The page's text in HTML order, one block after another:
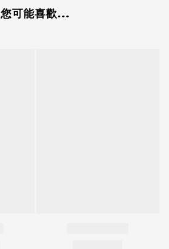
您可能喜歡...